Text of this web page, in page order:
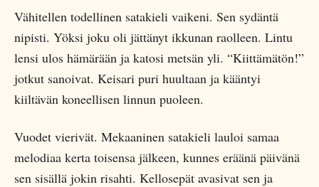
Vähitellen todellinen satakieli vaikeni. Sen sydäntä
nipisti. Yöksi joku oli jättänyt ikkunan raolleen. Lintu
lensi ulos hämärään ja katosi metsän yli. “Kiittämätön!”
jotkut sanoivat. Keisari puri huultaan ja kääntyi
kiiltävän koneellisen linnun puoleen.
Vuodet vierivät. Mekaaninen satakieli lauloi samaa
melodiaa kerta toisensa jälkeen, kunnes eräänä päivänä
sen sisällä jokin risahti. Kellosepät avasivat sen ja